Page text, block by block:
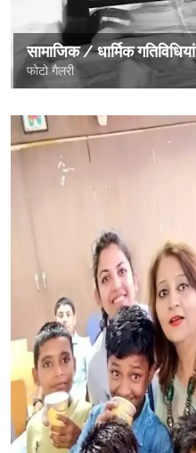
सामाजिक / धार्मिक गतिविधियां
फोटो गैलरी